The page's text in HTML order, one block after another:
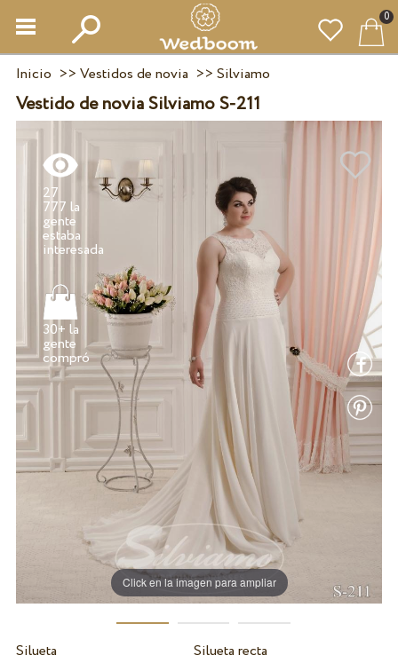
0
Inicio >> Vestidos de novia >> Silviamo
Vestido de novia Silviamo S-211
Click en la imagen para ampliar
27
777 la
gente
estaba
30+ la
gente
compró
Silueta
Silueta recta